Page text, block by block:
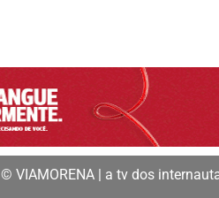
© VIAMORENA | a tv dos